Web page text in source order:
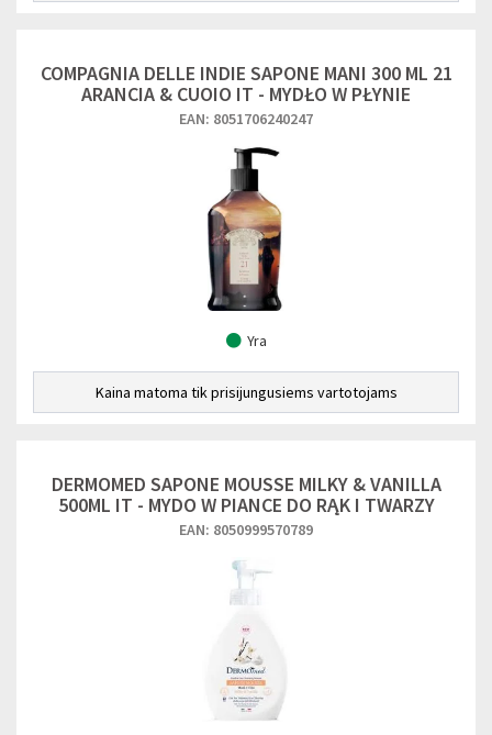
COMPAGNIA DELLE INDIE SAPONE MANI 300 ML 21
ARANCIA & CUOIO IT - MYDŁO W PŁYNIE
EAN: 8051706240247
Yra
Kaina matoma tik prisijungusiems vartotojams
DERMOMED SAPONE MOUSSE MILKY & VANILLA
500ML IT - MYDO W PIANCE DO RĄK I TWARZY
EAN: 8050999570789